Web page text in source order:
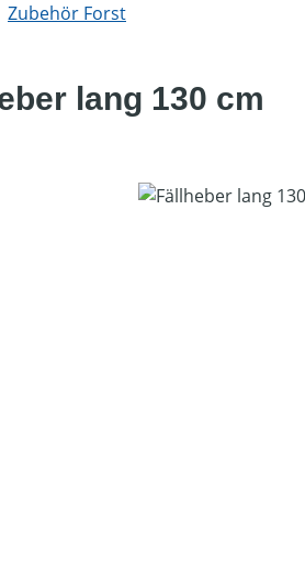
Zubehör Forst
lang 130 cm